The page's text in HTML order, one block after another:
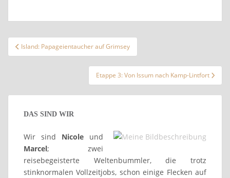
Beitragsnavigation
Island: Papageientaucher auf Grimsey
Etappe 3: Von Issum nach Kamp-Lintfort
DAS SIND WIR
Wir sind Nicole und
Marcel; zwei
reisebegeisterte Weltenbummler, die trotz
stinknormalen Vollzeitjobs, schon einige Flecken auf